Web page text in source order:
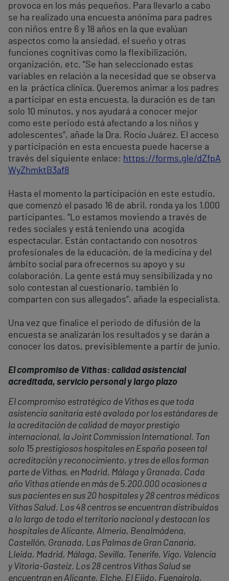
provoca en los más pequeños. Para llevarlo a cabo
se ha realizado una encuesta anónima para padres
con niños entre 6 y 18 años en la que evalúan
aspectos como la ansiedad, el sueño y otras
funciones cognitivas como la flexibilización,
organización, etc. “Se han seleccionado estas
variables en relación a la necesidad que se observa
en la práctica clínica. Queremos animar a los padres
a participar en esta encuesta, la duración es de tan
solo 10 minutos, y nos ayudará a conocer mejor
como este periodo está afectando a los niños y
adolescentes”, añade la Dra. Rocío Juárez. El acceso
y participación en esta encuesta puede hacerse a
través del siguiente enlace: https://forms.gle/dZfpA
WyZhmktB3af8
Hasta el momento la participación en este estudio,
que comenzó el pasado 16 de abril, ronda ya los 1.000
participantes. “Lo estamos moviendo a través de
redes sociales y está teniendo una acogida
espectacular. Están contactando con nosotros
profesionales de la educación, de la medicina y del
ámbito social para ofrecernos su apoyo y su
colaboración. La gente está muy sensibilizada y no
solo contestan al cuestionario, también lo
comparten con sus allegados”, añade la especialista.
Una vez que finalice el periodo de difusión de la
encuesta se analizarán los resultados y se darán a
conocer los datos, previsiblemente a partir de junio.
El compromiso de Vithas: calidad asistencial
acreditada, servicio personal y largo plazo
El compromiso estratégico de Vithas es que toda
asistencia sanitaria esté avalada por los estándares de
la acreditación de calidad de mayor prestigio
internacional, la Joint Commission International. Tan
solo 15 prestigiosos hospitales en España poseen tal
acreditación y reconocimiento, y tres de ellos forman
parte de Vithas, en Madrid, Málaga y Granada. Cada
año Vithas atiende en más de 5.200.000 ocasiones a
sus pacientes en sus 20 hospitales y 28 centros médicos
Vithas Salud. Los 48 centros se encuentran distribuidos
a lo largo de todo el territorio nacional y destacan los
hospitales de Alicante, Almería, Benalmádena,
Castellón, Granada, Las Palmas de Gran Canaria,
Lleida, Madrid, Málaga, Sevilla, Tenerife, Vigo, Valencia
y Vitoria-Gasteiz. Los 28 centros Vithas Salud se
encuentran en Alicante, Elche, El Ejido, Fuengirola,